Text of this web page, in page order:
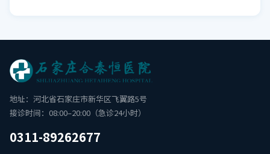
地址：河北省石家庄市新华区飞翼路5号
接诊时间：08:00–20:00（急诊24小时）
0311-89262677